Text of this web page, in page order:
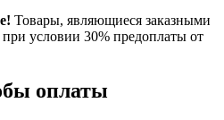
Товары, являющиеся заказными
условии 30% предоплаты от
оплаты